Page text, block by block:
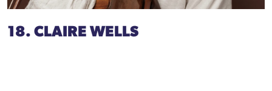
18. CLAIRE WELLS